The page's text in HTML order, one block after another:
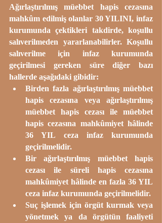
Ağırlaştırılmış müebbet hapis cezasına
mahkûm edilmiş olanlar 30 YILINI, infaz
kurumunda çektikleri takdirde, koşullu
salıverilmeden yararlanabilirler. Koşullu
salıverilme için infaz kurumunda
geçirilmesi gereken süre diğer bazı
hallerde aşağıdaki gibidir:
Birden fazla ağırlaştırılmış müebbet
hapis cezasına veya ağırlaştırılmış
müebbet hapis cezası ile müebbet
hapis cezasına mahkûmiyet hâlinde
36 YIL ceza infaz kurumunda
geçirilmelidir.
Bir ağırlaştırılmış müebbet hapis
cezası ile süreli hapis cezasına
mahkûmiyet hâlinde en fazla 36 YIL
ceza infaz kurumunda geçirilmelidir.
Suç işlemek için örgüt kurmak veya
yönetmek ya da örgütün faaliyeti